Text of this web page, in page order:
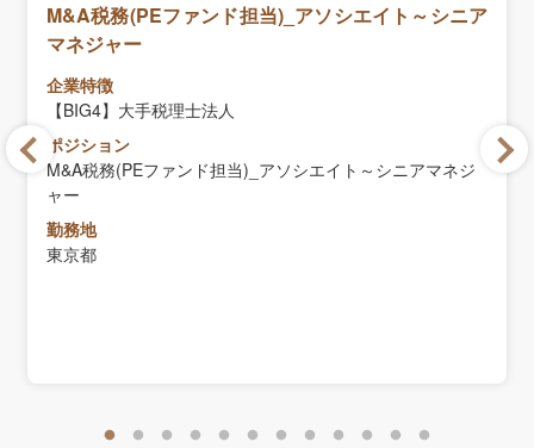
M&A税務(PEファンド担当)_アソシエイト～シニア
マネジャー
企業特徴
【BIG4】大手税理士法人
ポジション
M&A税務(PEファンド担当)_アソシエイト～シニアマネジ
ャー
勤務地
東京都